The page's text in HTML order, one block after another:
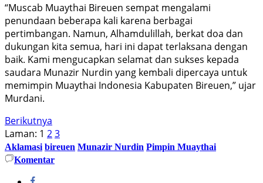
“Muscab Muaythai Bireuen sempat mengalami
penundaan beberapa kali karena berbagai
pertimbangan. Namun, Alhamdulillah, berkat doa dan
dukungan kita semua, hari ini dapat terlaksana dengan
baik. Kami mengucapkan selamat dan sukses kepada
saudara Munazir Nurdin yang kembali dipercaya untuk
memimpin Muaythai Indonesia Kabupaten Bireuen,” ujar
Murdani.
Berikutnya
Laman: 1 23
Aklamasi bireuen Munazir Nurdin Pimpin Muaythai
Komentar